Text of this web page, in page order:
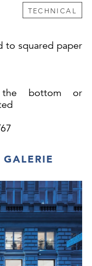
TECHNICAL
to squared paper
bottom or